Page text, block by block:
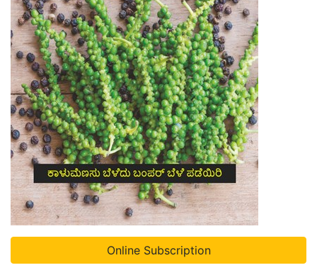
Online Subscription